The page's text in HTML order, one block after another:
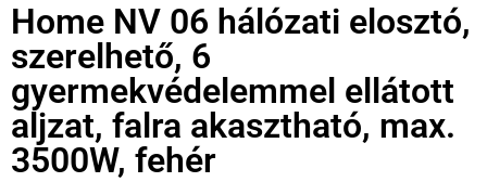
Home NV 06 hálózati elosztó,
szerelhető, 6
gyermekvédelemmel ellátott
aljzat, falra akasztható, max.
3500W, fehér